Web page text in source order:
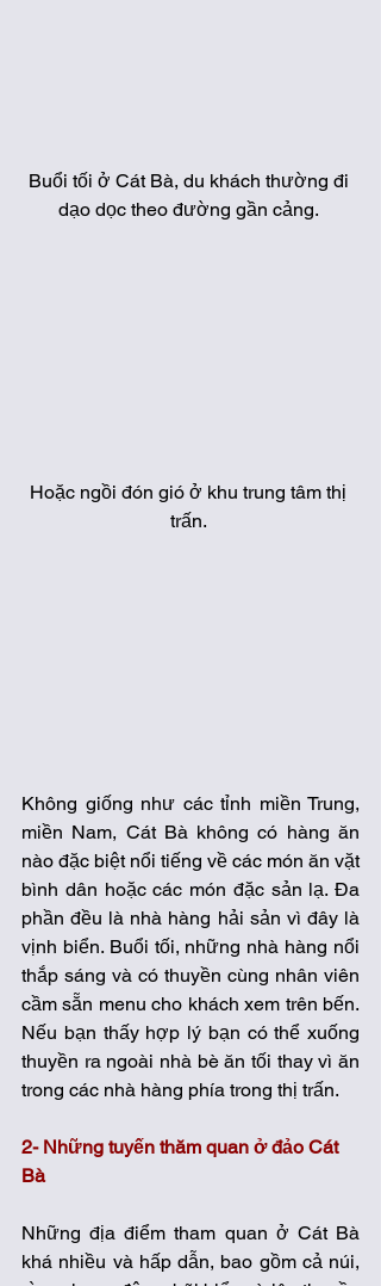
Buổi tối ở Cát Bà, du khách thường đi
dạo dọc theo đường gần cảng.
Hoặc ngồi đón gió ở khu trung tâm thị
trấn.
Không giống như các tỉnh miền Trung,
miền Nam, Cát Bà không có hàng ăn
nào đặc biệt nổi tiếng về các món ăn vặt
bình dân hoặc các món đặc sản lạ. Đa
phần đều là nhà hàng hải sản vì đây là
vịnh biển. Buổi tối, những nhà hàng nổi
thắp sáng và có thuyền cùng nhân viên
cầm sẵn menu cho khách xem trên bến.
Nếu bạn thấy hợp lý bạn có thể xuống
thuyền ra ngoài nhà bè ăn tối thay vì ăn
trong các nhà hàng phía trong thị trấn.
2- Những tuyến thăm quan ở đảo Cát
Bà
Những địa điểm tham quan ở Cát Bà
khá nhiều và hấp dẫn, bao gồm cả núi,